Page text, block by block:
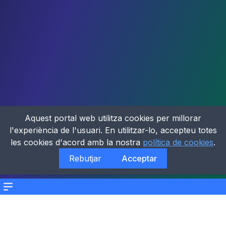
Menu
Aquest portal web utilitza cookies per millorar
l'experiència de l'usuari. En utilitzar-lo, accepteu totes
les cookies d'acord amb la nostra política de cookies.
Rebutjar
Acceptar